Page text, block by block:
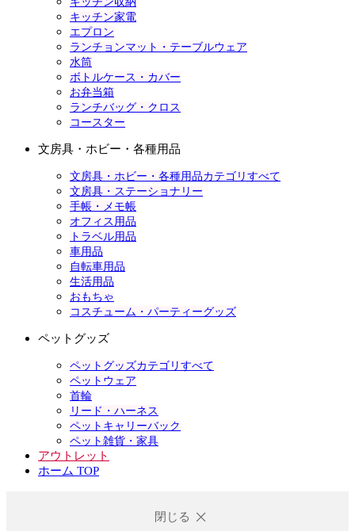
キッチン家電
エプロン
ランチョンマット・テーブルウェア
水筒
ボトルケース・カバー
お弁当箱
ランチバッグ・クロス
コースター
文房具・ホビー・各種用品
文房具・ホビー・各種用品カテゴリすべて
文房具・ステーショナリー
手帳・メモ帳
オフィス用品
トラベル用品
車用品
自転車用品
生活用品
おもちゃ
コスチューム・パーティーグッズ
ペットグッズ
ペットグッズカテゴリすべて
ペットウェア
首輪
リード・ハーネス
ペットキャリーバック
ペット雑貨・家具
アウトレット
ホーム TOP
閉じる